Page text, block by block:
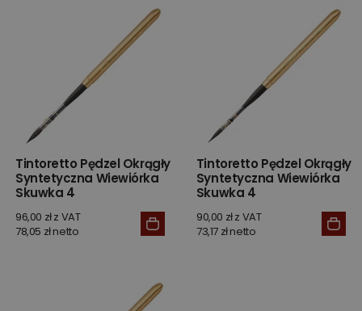
Tintoretto Pędzel Okrągły
Syntetyczna Wiewiórka
Skuwka 4
96,00 zł z VAT
78,05 zł netto
Tintoretto Pędzel Okrągły
Syntetyczna Wiewiórka
Skuwka 4
90,00 zł z VAT
73,17 zł netto